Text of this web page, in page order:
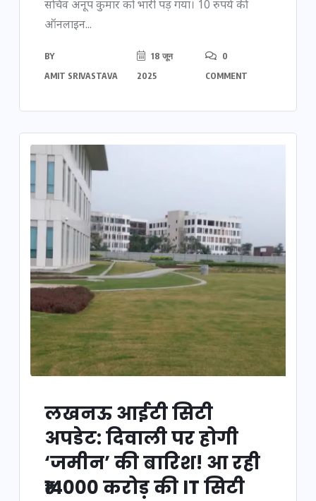
सचिव अनूप कुमार को भारी पड़ गया। 10 रुपये की
ऑनलाइन...
BY
AMIT SRIVASTAVA
18 जून
2025
0
COMMENT
लखनऊ आईटी सिटी
अपडेट: दिवाली पर होगी
‘जमीन’ की बारिश! आ रही
₹14000 करोड़ की IT सिटी